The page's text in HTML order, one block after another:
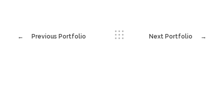
Previous Portfolio Next Portfolio